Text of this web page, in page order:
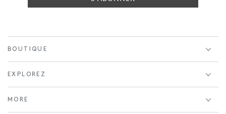
BOUTIQUE
EXPLOREZ
MORE